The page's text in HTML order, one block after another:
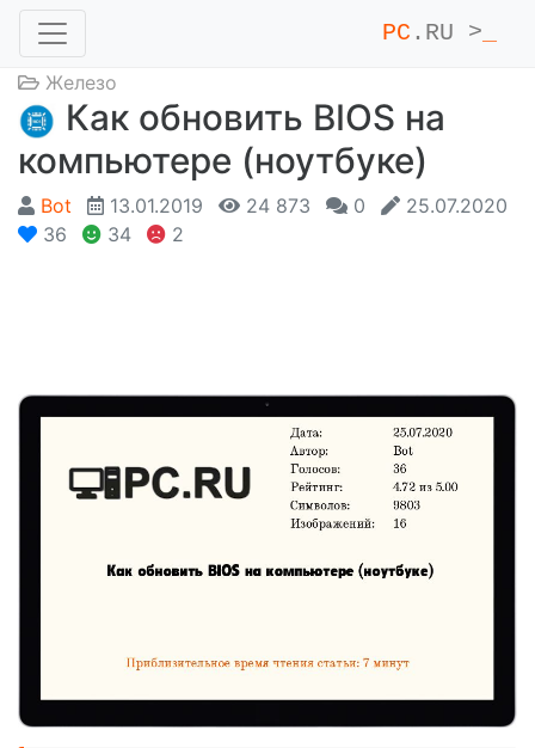
PC .RU >
Железо
Как обновить BIOS на
компьютере (ноутбуке)
Bot 13.01.2019 24 873 0
25.07.2020
36
34 2